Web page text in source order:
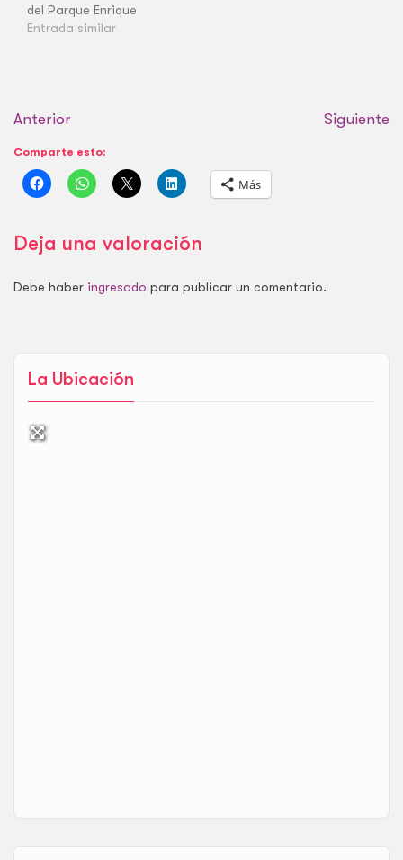
La Ubicación
del Parque Enrique
Tierno Galván, dentro
diseñado
que los perros puedan
correr sueltos, jugar y
socializar con total
…
Entrada similar
Anterior Siguiente
Comparte esto:
Más
Deja una valoración
Debe haber ingresado para publicar un comentario.